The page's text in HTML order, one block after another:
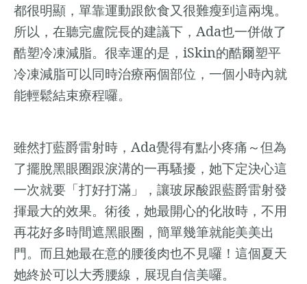
都很明顯，單靠運動跟飲食又很難瘦到這兩塊。
所以，在聽完盧院長的建議下， Ada也一併做了
酷塑冷凍減脂。很幸運的是， iSkin的酷爾塑平
冷凍減脂可以同時治療兩個部位，一個小時內就
能輕鬆結束療程囉。
雖然打藍爵雷射時， Ada覺得有點小疼痛～但為
了擺脫黑眼圈跟淚溝的一再騷擾，她下定決心這
一次就要「打好打滿」，讓玻尿酸跟藍爵雷射發
揮最大的效果。術後，她最開心的化妝時，不用
再花好多時間遮黑眼圈，簡單幾筆就能美美出
門。而且她最在意的腰後肉也不見囉！這個夏天
她終於可以大秀腰線，展現自信美囉。